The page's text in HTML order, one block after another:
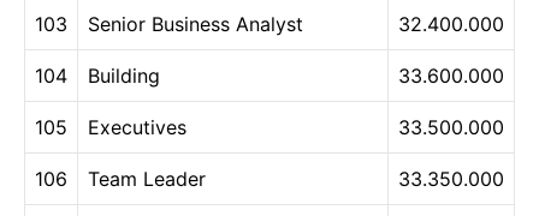
103 Senior Business Analyst 32.400.000
104 Building 33.600.000
105 Executives 33.500.000
106 Team Leader 33.350.000